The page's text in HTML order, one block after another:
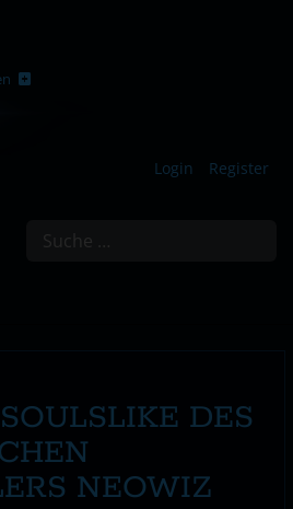
Login Register
DES
NEOWIZ